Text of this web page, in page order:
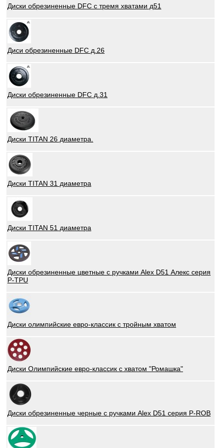
Диски обрезиненные DFC с тремя хватами д51
Диси обрезиненные DFC д.26
Диски обрезиненные DFC д.31
Диски TITAN 26 диаметра.
Диски TITAN 31 диаметра
Диски TITAN 51 диаметра
Диски обрезиненные цветные с ручками Alex D51 Алекс серия
P-TPU
Диски олимпийские евро-классик с тройным хватом
Диски Олимпийские евро-классик с хватом "Ромашка"
Диски обрезиненные черные с ручками Alex D51 серия P-ROB